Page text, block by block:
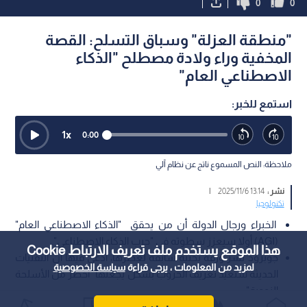
هذا الموقع يستخدم ملف تعريف الارتباط Cookie
لمزيد من المعلومات ، يرجى قراءةسياسة الخصوصية
0
0
"منطقة العزلة" وسباق التسلح: القصة
المخفية وراء ولادة مصطلح "الذكاء
الاصطناعي العام"
استمع للخبر:
0:00
1x
ملاحظة: النص المسموع ناتج عن نظام آلي
نشر :13:14 2025/11/6
|
تكنولوجيا
الخبراء ورجال الدولة أن من يحقق "الذكاء الاصطناعي العام"
جوبرود نشر ورقة بحثية سابقة لعصرها، ادعى فيها أن التقنيات
الحديثة ستعيد تعريف الحروب بشكل يجعلها "أخطر من الأسلحة